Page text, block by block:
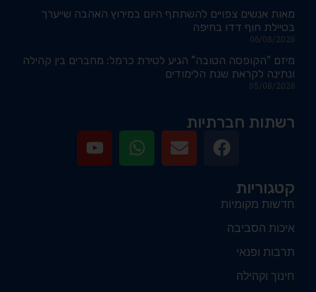
מאות אנשים צפויים להשתתף היום במירוץ האהבה שייערך
בטיילת חוף דדו בחיפה
06/08/2026
מיזם "הקופסה הטובה" הגיע לטירת כרמל: מחברים בין קהילה
ונתינה לקראת שנת הלימודים
05/08/2026
רשתות חברתיות
קטגוריות
חדשות מקומיות
איכות הסביבה
תרבות ופנאי
חינוך וקהילה